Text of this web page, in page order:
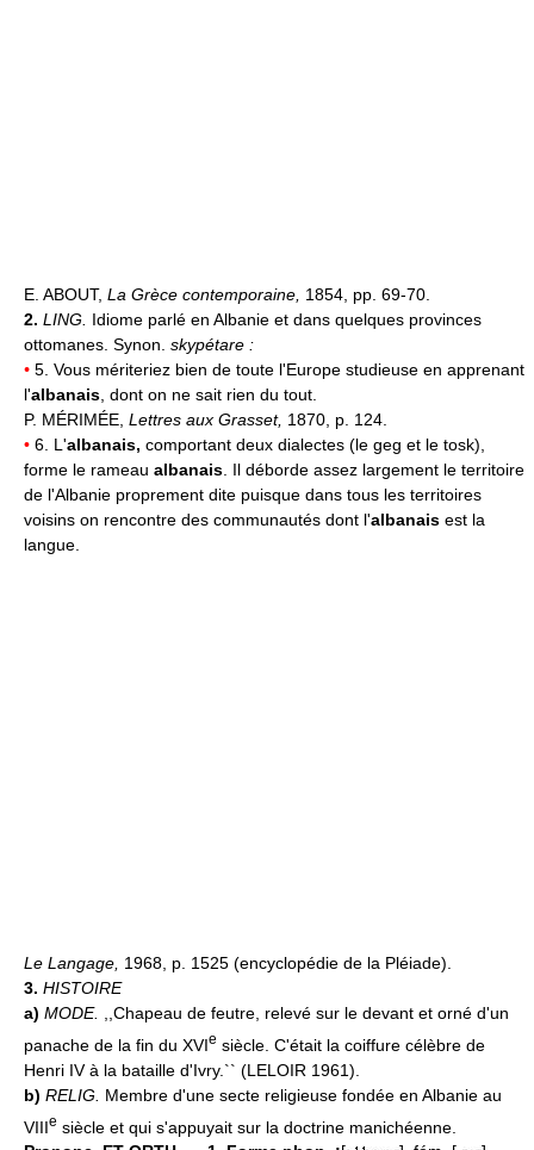
E. ABOUT, La Grèce contemporaine, 1854, pp. 69-70.
2. LING. Idiome parlé en Albanie et dans quelques provinces
ottomanes. Synon. skypétare :
• 5. Vous mériteriez bien de toute l'Europe studieuse en apprenant
l'albanais , dont on ne sait rien du tout.
P. MÉRIMÉE, Lettres aux Grasset, 1870, p. 124.
• 6. L'albanais, comportant deux dialectes (le geg et le tosk),
forme le rameau albanais . Il déborde assez largement le territoire
de l'Albanie proprement dite puisque dans tous les territoires
voisins on rencontre des communautés dont l'albanais est la
langue.
Le Langage, 1968, p. 1525 (encyclopédie de la Pléiade).
3. HISTOIRE
a) MODE.
,,Chapeau de feutre, relevé sur le devant et orné d'un
panache de la fin du XVIe siècle. C'était la coiffure célèbre de
Henri IV à la bataille d'Ivry.`` (LELOIR 1961).
b) RELIG. Membre d'une secte religieuse fondée en Albanie au
VIIIe siècle et qui s'appuyait sur la doctrine manichéenne.